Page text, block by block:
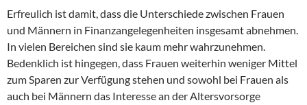
Erfreulich ist damit, dass die Unterschiede zwischen Frauen
und Männern in Finanzangelegenheiten insgesamt abnehmen.
In vielen Bereichen sind sie kaum mehr wahrzunehmen.
Bedenklich ist hingegen, dass Frauen weiterhin weniger Mittel
zum Sparen zur Verfügung stehen und sowohl bei Frauen als
auch bei Männern das Interesse an der Altersvorsorge